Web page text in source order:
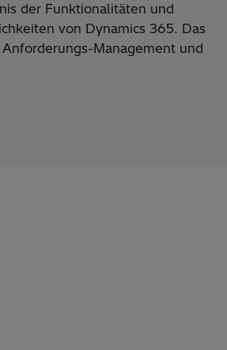
der Funktionalitäten und
von Dynamics 365. Das
Management und